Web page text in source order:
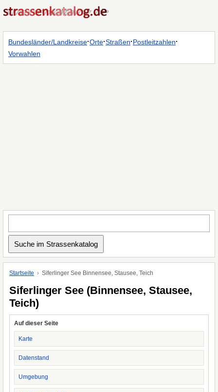
Bundesländer/Landkreise·Orte·Straßen·Postleitzahlen·
Vorwahlen
Startseite Siferlinger See Binnensee, Stausee, Teich
Siferlinger See (Binnensee, Stausee,
Teich)
Auf dieser Seite
Karte
Datenstand
Umgebung